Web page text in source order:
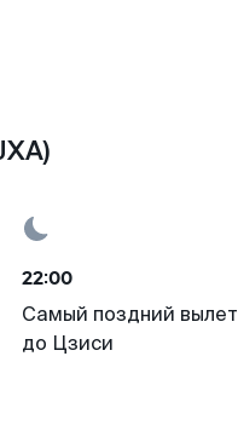
22:00
Самый поздний вылет
до Цзиси